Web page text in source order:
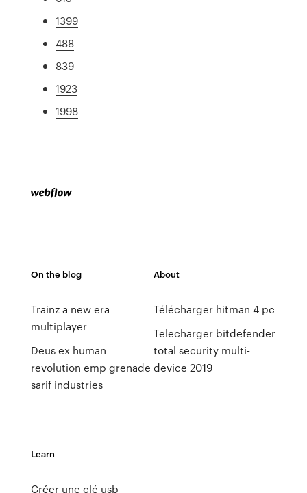
1399
488
839
1923
1998
On the blog
Trainz a new era
multiplayer
Deus ex human
revolution emp grenade
sarif industries
About
Télécharger hitman 4 pc
Telecharger bitdefender
total security multi-
device 2019
Learn
Créer une clé usb